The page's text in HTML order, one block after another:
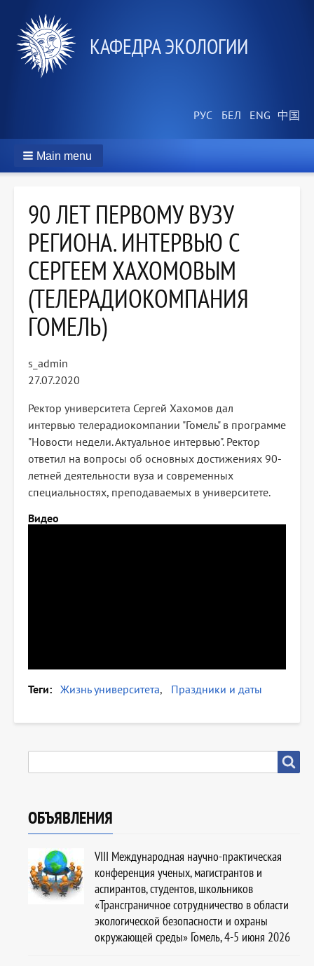
КАФЕДРА ЭКОЛОГИИ
Main menu
90 ЛЕТ ПЕРВОМУ ВУЗУ
РЕГИОНА. ИНТЕРВЬЮ С
СЕРГЕЕМ ХАХОМОВЫМ
(ТЕЛЕРАДИОКОМПАНИЯ
ГОМЕЛЬ)
s_admin
27.07.2020
Ректор университета Сергей Хахомов дал
интервью телерадиокомпании "Гомель" в программе
"Новости недели. Актуальное интервью". Ректор
ответил на вопросы об основных достижениях 90-
летней деятельности вуза и современных
специальностях, преподаваемых в университете.
Видео
Теги Жизнь университета Праздники и даты
ОБЪЯВЛЕНИЯ
VIII Международная научно-практическая
конференция ученых, магистрантов и
аспирантов, студентов, школьников
«Трансграничное сотрудничество в области
экологической безопасности и охраны
окружающей среды» Гомель, 4-5 июня 2026